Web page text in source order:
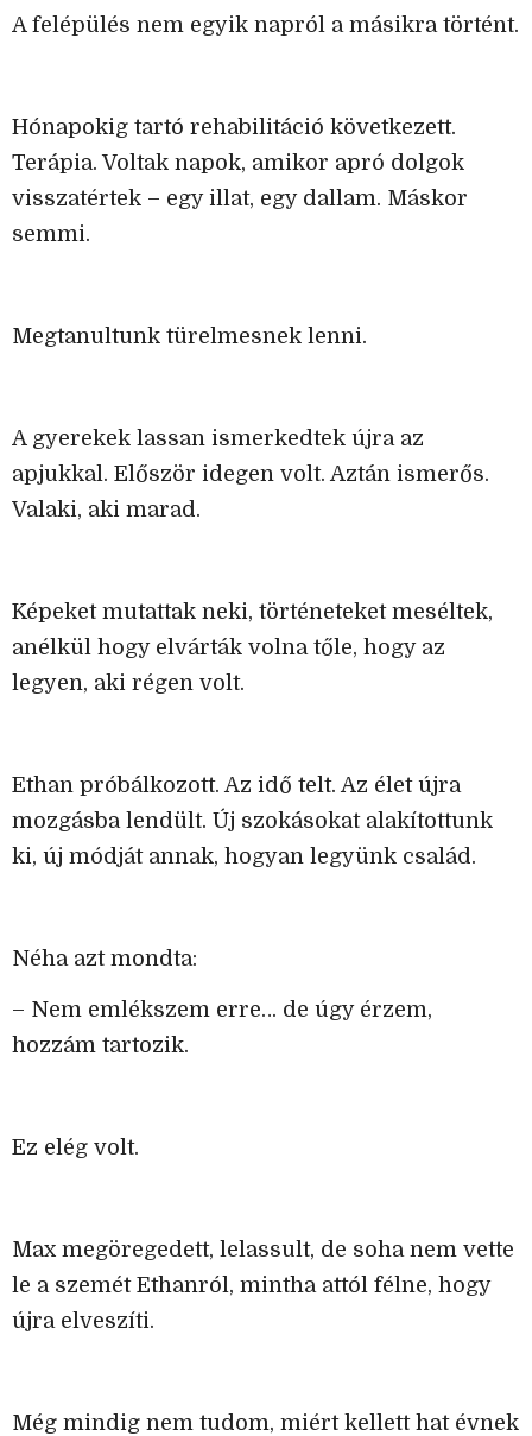
A felépülés nem egyik napról a másikra történt.
Hónapokig tartó rehabilitáció következett.
Terápia. Voltak napok, amikor apró dolgok
visszatértek – egy illat, egy dallam. Máskor
semmi.
Megtanultunk türelmesnek lenni.
A gyerekek lassan ismerkedtek újra az
apjukkal. Először idegen volt. Aztán ismerős.
Valaki, aki marad.
Képeket mutattak neki, történeteket meséltek,
anélkül hogy elvárták volna tőle, hogy az
legyen, aki régen volt.
Ethan próbálkozott. Az idő telt. Az élet újra
mozgásba lendült. Új szokásokat alakítottunk
ki, új módját annak, hogyan legyünk család.
Néha azt mondta:
– Nem emlékszem erre… de úgy érzem,
hozzám tartozik.
Ez elég volt.
Max megöregedett, lelassult, de soha nem vette
le a szemét Ethanról, mintha attól félne, hogy
újra elveszíti.
Még mindig nem tudom, miért kellett hat évnek